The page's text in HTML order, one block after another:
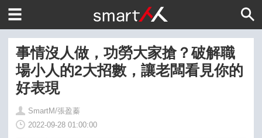
事情沒人做，功勞大家搶？破解職
場小人的2大招數，讓老闆看見你的
好表現
SmartM/張盈蓁
2022-09-28 01:00:00